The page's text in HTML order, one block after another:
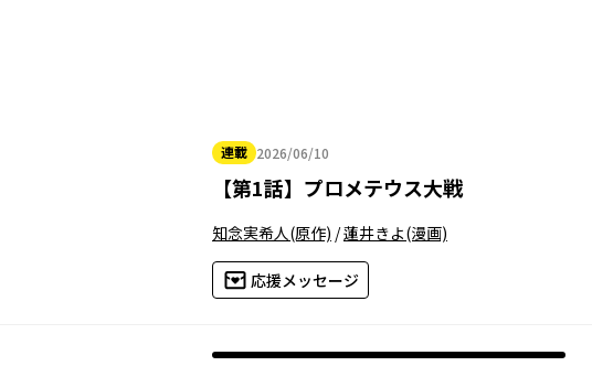
連載 2026/06/10
2026年06月10日
【第1話】 プロメテウス大戦
知念実希人(原作) /蓮井きよ(漫画)
応援メッセージ